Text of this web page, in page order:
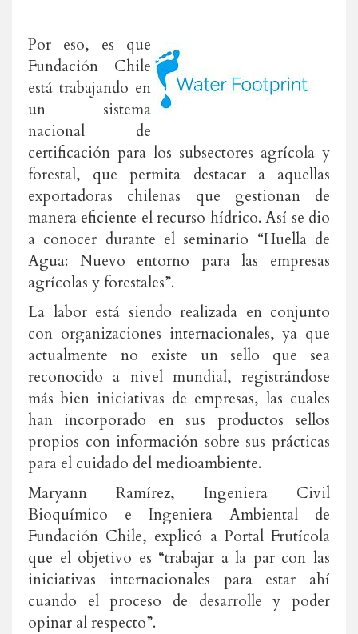
Por eso, es que
Fundación Chile
está trabajando en
un sistema
nacional de
certificación para los subsectores agrícola y
forestal, que permita destacar a aquellas
exportadoras chilenas que gestionan de
manera eficiente el recurso hídrico. Así se dio
a conocer durante el seminario “Huella de
Agua: Nuevo entorno para las empresas
agrícolas y forestales”.
La labor está siendo realizada en conjunto
con organizaciones internacionales, ya que
actualmente no existe un sello que sea
reconocido a nivel mundial, registrándose
más bien iniciativas de empresas, las cuales
han incorporado en sus productos sellos
propios con información sobre sus prácticas
para el cuidado del medioambiente.
Maryann Ramírez, Ingeniera Civil
Bioquímico e Ingeniera Ambiental de
Fundación Chile, explicó a Portal Frutícola
que el objetivo es “trabajar a la par con las
iniciativas internacionales para estar ahí
cuando el proceso de desarrolle y poder
opinar al respecto”.